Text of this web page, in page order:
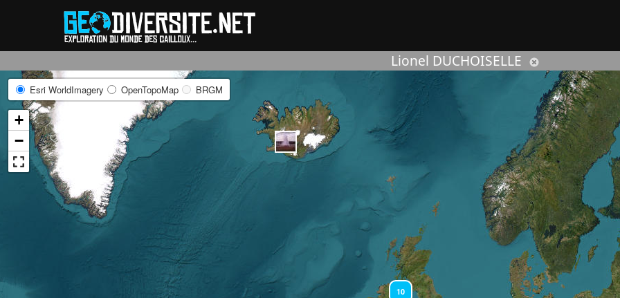
Lionel DUCHOISELLE
10
Esri WorldImagery OpenTopoMap BRGM
+
−